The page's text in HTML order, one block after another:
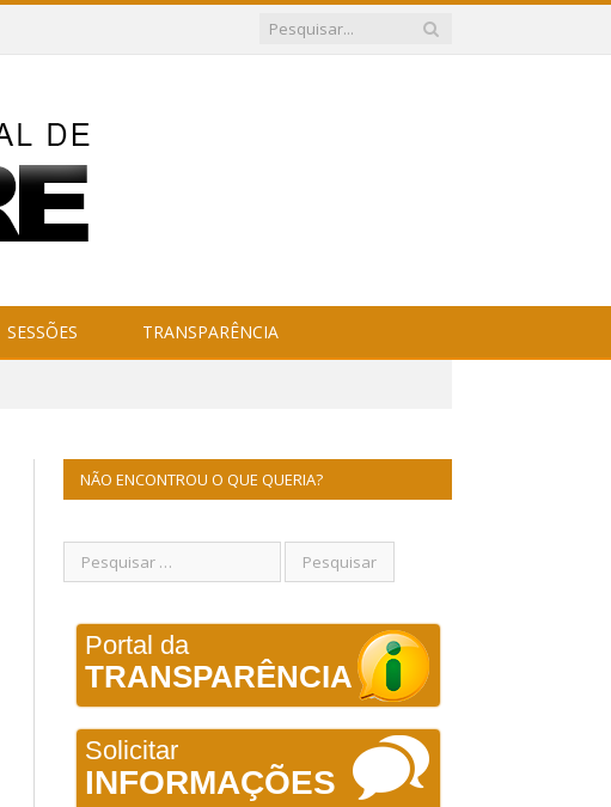
SESSÕES TRANSPARÊNCIA
NÃO ENCONTROU O QUE QUERIA?
Portal da
TRANSPARÊNCIA
Solicitar
INFORMAÇÕES